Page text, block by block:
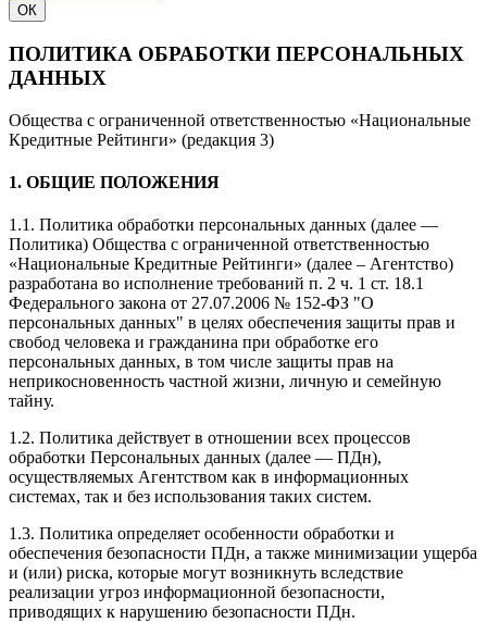
ОК
ПОЛИТИКА ОБРАБОТКИ ПЕРСОНАЛЬНЫХ
ДАННЫХ
Общества с ограниченной ответственностью «Национальные
Кредитные Рейтинги» (редакция 3)
1. ОБЩИЕ ПОЛОЖЕНИЯ
1.1. Политика обработки персональных данных (далее —
Политика) Общества с ограниченной ответственностью
«Национальные Кредитные Рейтинги» (далее – Агентство)
разработана во исполнение требований п. 2 ч. 1 ст. 18.1
Федерального закона от 27.07.2006 № 152-ФЗ "О
персональных данных" в целях обеспечения защиты прав и
свобод человека и гражданина при обработке его
персональных данных, в том числе защиты прав на
неприкосновенность частной жизни, личную и семейную
тайну.
1.2. Политика действует в отношении всех процессов
обработки Персональных данных (далее — ПДн),
осуществляемых Агентством как в информационных
системах, так и без использования таких систем.
1.3. Политика определяет особенности обработки и
обеспечения безопасности ПДн, а также минимизации ущерба
и (или) риска, которые могут возникнуть вследствие
реализации угроз информационной безопасности,
приводящих к нарушению безопасности ПДн.